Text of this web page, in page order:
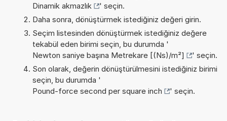
Dinamik akmazlık
' seçin.
Daha sonra, dönüştürmek istediğiniz değeri girin.
Seçim listesinden dönüştürmek istediğiniz değere
tekabül eden birimi seçin, bu durumda '
Newton saniye başına Metrekare [(Ns)/m²]
' seçin.
Son olarak, değerin dönüştürülmesini istediğiniz birimi
seçin, bu durumda '
Pound-force second per square inch
' seçin.